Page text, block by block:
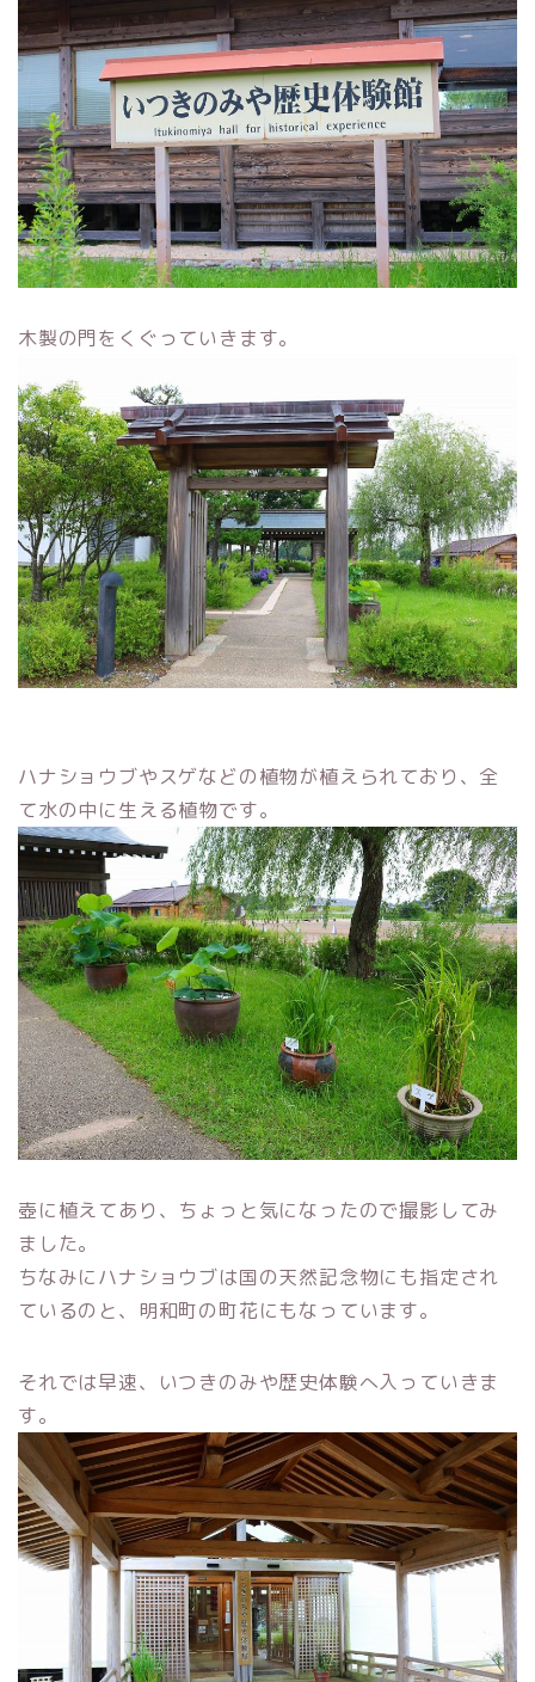
木製の門をくぐっていきます。
ハナショウブやスゲなどの植物が植えられており、全
て水の中に生える植物です。
壺に植えてあり、ちょっと気になったので撮影してみ
ました。
ちなみにハナショウブは国の天然記念物にも指定され
ているのと、明和町の町花にもなっています。
それでは早速、いつきのみや歴史体験へ入っていきま
す。